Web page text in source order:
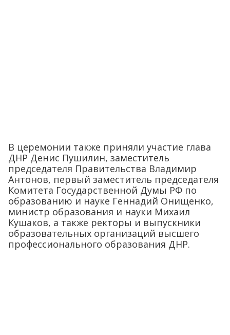
В церемонии также приняли участие глава
ДНР Денис Пушилин, заместитель
председателя Правительства Владимир
Антонов, первый заместитель председателя
Комитета Государственной Думы РФ по
образованию и науке Геннадий Онищенко,
министр образования и науки Михаил
Кушаков, а также ректоры и выпускники
образовательных организаций высшего
профессионального образования ДНР.